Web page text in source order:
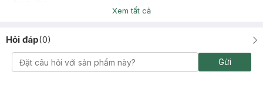
Xem tất cả
Hỏi đáp(0)
Gửi